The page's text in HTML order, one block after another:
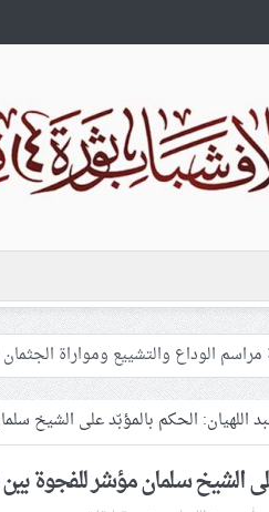
الوداع والتشييع ومواراة
من استغلال الأوضاع في غزّة
مؤلم.. الأسيرات الفلسطينيّات
الخليفيّ يدسّ عيونه بين المشاركين
اللهيان: الحكم بالمؤبّد على الشيخ
الشيخ سلمان مؤشر للفجوة